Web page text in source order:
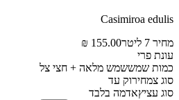
Casimiroa edulis
מחיר 7 ליטר
155.00 ₪
עונת פרי
כמות שמששמש מלאה + חצי צל
סוג צמחירוק עד
סוג עציץאדמה בלבד